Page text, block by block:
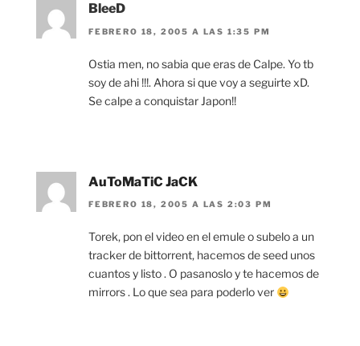
BleeD
FEBRERO 18, 2005 A LAS 1:35 PM
Ostia men, no sabia que eras de Calpe. Yo tb
soy de ahi !!!. Ahora si que voy a seguirte xD.
Se calpe a conquistar Japon!!
AuToMaTiC JaCK
FEBRERO 18, 2005 A LAS 2:03 PM
Torek, pon el video en el emule o subelo a un
tracker de bittorrent, hacemos de seed unos
cuantos y listo . O pasanoslo y te hacemos de
mirrors . Lo que sea para poderlo ver